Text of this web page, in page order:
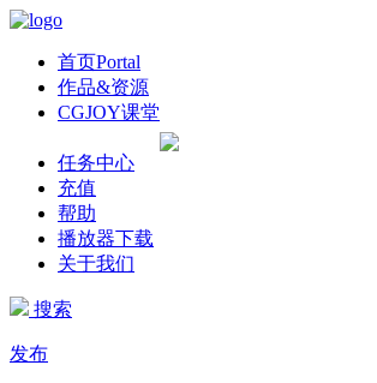
首页Portal
作品&资源
CGJOY课堂
任务中心
充值
帮助
播放器下载
关于我们
搜索
发布